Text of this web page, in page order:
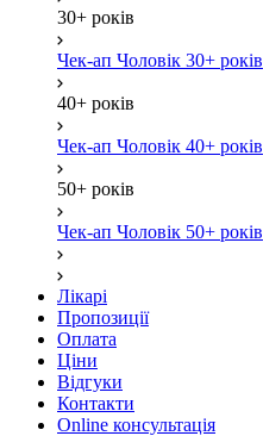
30+ років
Чек-ап Чоловік 30+ років
40+ років
Чек-ап Чоловік 40+ років
50+ років
Чек-ап Чоловік 50+ років
Лікарі
Пропозиції
Оплата
Ціни
Відгуки
Контакти
Online консультація